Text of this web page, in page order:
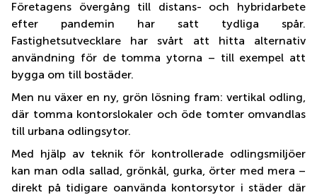
Företagens övergång till distans- och hybridarbete
efter pandemin har satt tydliga spår.
Fastighetsutvecklare har svårt att hitta alternativ
användning för de tomma ytorna – till exempel att
bygga om till bostäder.
Men nu växer en ny, grön lösning fram: vertikal odling,
där tomma kontorslokaler och öde tomter omvandlas
till urbana odlingsytor.
Med hjälp av teknik för kontrollerade odlingsmiljöer
kan man odla sallad, grönkål, gurka, örter med mera –
direkt på tidigare oanvända kontorsytor i städer där